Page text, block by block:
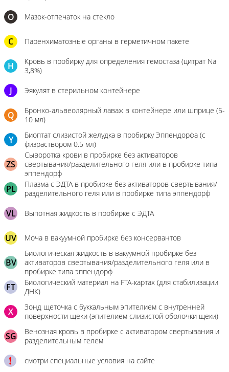
О Мазок-отпечаток на стекло
C Паренхиматозные органы в герметичном пакете
H
Кровь в пробирку для определения гемостаза (цитрат Na
3,8%)
J Эякулят в стерильном контейнере
Q
Бронхо-альвеолярный лаваж в контейнере или шприце (5-
10 мл)
Y
Биоптат слизистой желудка в пробирку Эппендорфа (с
физраствором 0.5 мл)
ZS
Сыворотка крови в пробирке без активаторов
свертывания/разделительного геля или в пробирке типа
эппендорф
PL
Плазма с ЭДТА в пробирке без активаторов свертывания/
разделительного геля или в пробирке типа эппендорф
VL Выпотная жидкость в пробирке с ЭДТА
UV Моча в вакуумной пробирке без консервантов
BV
Биологическая жидкость в вакуумной пробирке без
активаторов свертывания/разделительного геля или в
пробирке типа эппендорф
FT
Биологический материал на FTA-картах (для стабилизации
ДНК)
X
Зонд щеточка с буккальным эпителием с внутренней
поверхности щеки (эпителием слизистой оболочки щеки)
SG
Венозная кровь в пробирке с активатором свертывания и
разделительным гелем
смотри специальные условия на сайте